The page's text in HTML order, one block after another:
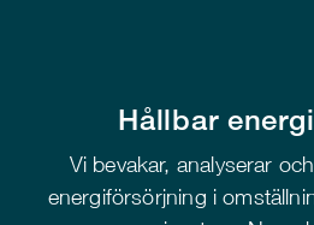
Hållbar
Vi bevakar, analyserar
energiförsörjning i